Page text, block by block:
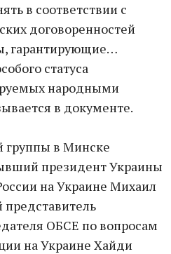
в соответствии с
договоренностей
гарантирующие…
статуса
народными
в документе.
группы в Минске
президент Украины
на Украине Михаил
ОБСЕ по вопросам
на Украине Хайди